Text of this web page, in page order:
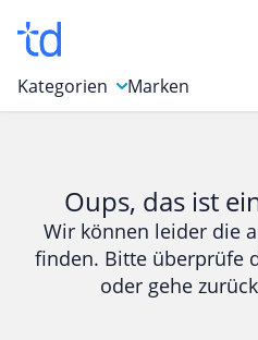
Kategorien
Bücher & Magazine
Computer & Elektronik
Entertainment & Media
Marken
Oups, das ist
Wir können leider die
finden. Bitte überprüfe
oder gehe